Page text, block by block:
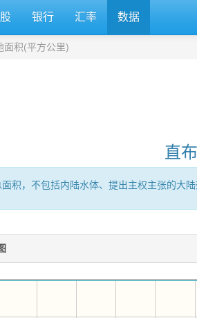
银行 汇率 数据
面积(平方公里)
直
积，不包括内陆水体、提出主权主张的大